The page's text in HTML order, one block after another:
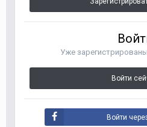
Уже
Войти
Войти